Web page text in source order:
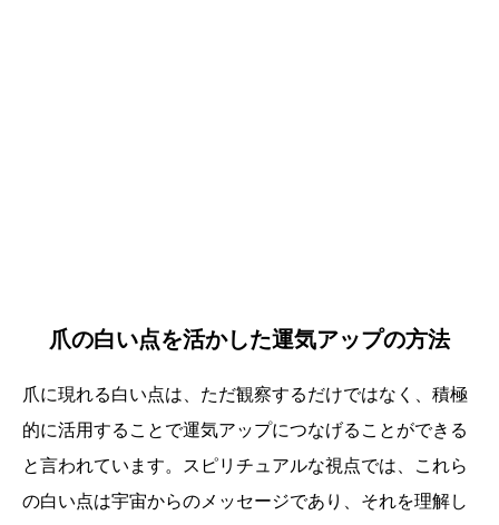
爪の白い点を活かした運気アップの方法
爪に現れる白い点は、ただ観察するだけではなく、積極
的に活用することで運気アップにつなげることができる
と言われています。スピリチュアルな視点では、これら
の白い点は宇宙からのメッセージであり、それを理解し